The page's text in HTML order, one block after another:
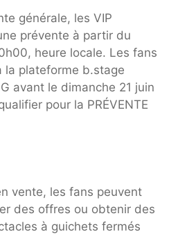
générale, les VIP
prévente à partir du
heure locale. Les fans
la plateforme b.stage
avant le dimanche 21 juin
pour la PRÉVENTE
vente, les fans peuvent
des offres ou obtenir des
à guichets fermés